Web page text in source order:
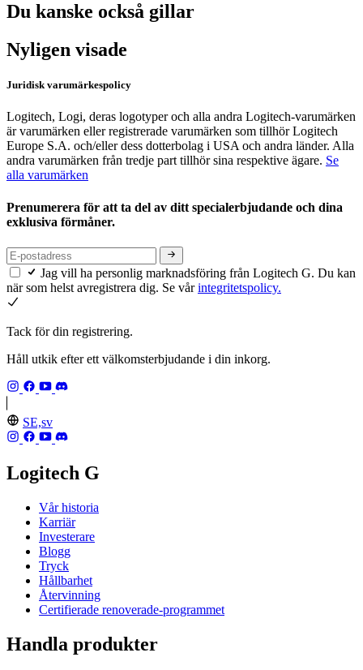
Du kanske också gillar
Nyligen visade
Juridisk varumärkespolicy
Logitech, Logi, deras logotyper och alla andra Logitech-varumärken
är varumärken eller registrerade varumärken som tillhör Logitech
Europe S.A. och/eller dess dotterbolag i USA och andra länder. Alla
andra varumärken från tredje part tillhör sina respektive ägare. Se
alla varumärken
Prenumerera för att ta del av ditt specialerbjudande och dina
exklusiva förmåner.
Jag vill ha personlig marknadsföring från Logitech G. Du kan
när som helst avregistrera dig. Se vårintegritetspolicy.
Tack för din registrering.
Håll utkik efter ett välkomsterbjudande i din inkorg.
SE,sv
Logitech G
Vår historia
Karriär
Investerare
Blogg
Tryck
Hållbarhet
Återvinning
Certifierade renoverade-programmet
Handla produkter